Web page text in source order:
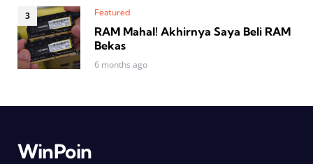
Featured
RAM Mahal! Akhirnya Saya Beli RAM
Bekas
6 months ago
WinPoin